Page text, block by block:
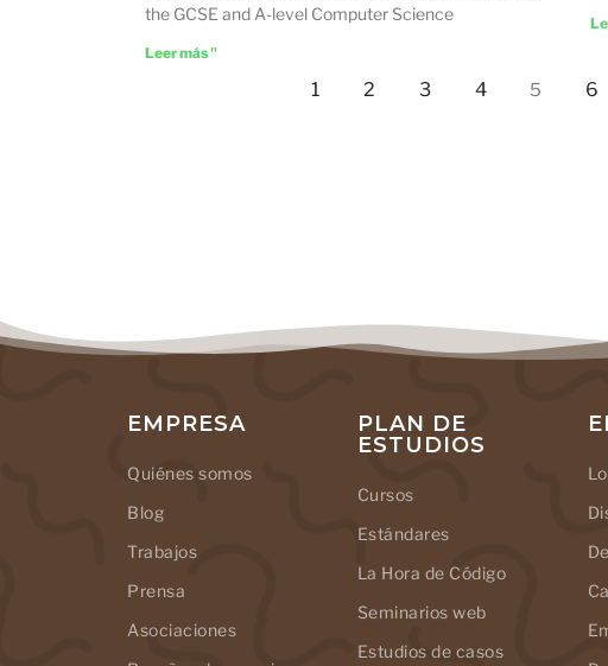
the GCSE and A-level Computer Science
Leer más "
1 2 3 4 5 6
EMPRESA
Quiénes somos
Blog
Trabajos
Prensa
Asociaciones
PLAN DE
ESTUDIOS
Cursos
Estándares
La Hora de Código
Seminarios web
Estudios de casos